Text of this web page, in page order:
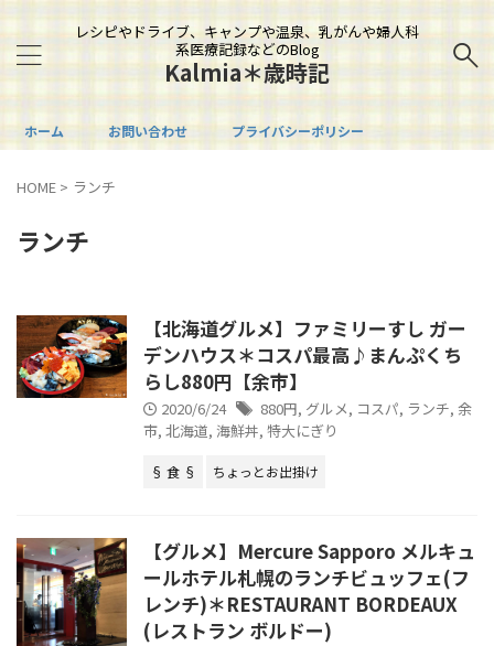
レシピやドライブ、キャンプや温泉、乳がんや婦人科
系医療記録などのBlog
Kalmia＊歳時記
ホーム お問い合わせ プライバシーポリシー
HOME > ランチ
ランチ
【北海道グルメ】ファミリーすし ガー
デンハウス＊コスパ最高♪まんぷくち
らし880円【余市】
2020/6/24 880円, グルメ, コスパ, ランチ, 余
市, 北海道, 海鮮丼, 特大にぎり
§ 食 § ちょっとお出掛け
【グルメ】Mercure Sapporo メルキュ
ールホテル札幌のランチビュッフェ(フ
レンチ)＊RESTAURANT BORDEAUX
(レストラン ボルドー)